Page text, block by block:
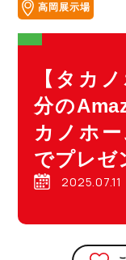
高岡展示場
【タカ
分の
カノホ
でプレゼ
2025.07.11